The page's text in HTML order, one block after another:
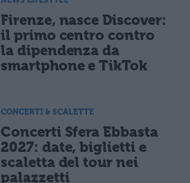
Firenze, nasce Discover:
il primo centro contro
la dipendenza da
smartphone e TikTok
CONCERTI & SCALETTE
Concerti Sfera Ebbasta
2027: date, biglietti e
scaletta del tour nei
palazzetti